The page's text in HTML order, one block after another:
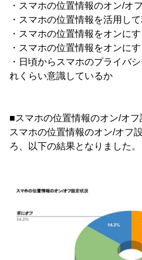
・スマホの位置情報のオン/オ
・スマホの位置情報を活用し
・スマホの位置情報をオンに
・スマホの位置情報をオンに
・日頃からスマホのプライバ
れくらい意識しているか
■スマホの位置情報のオン/オフ
スマホの位置情報のオン/オフ
ろ、以下の結果となりました。